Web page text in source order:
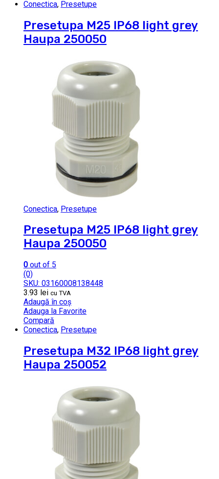
Conectica, Presetupe
Presetupa M25 IP68 light grey
Haupa 250050
Conectica, Presetupe
Presetupa M25 IP68 light grey
Haupa 250050
0 out of 5
(0)
SKU: 03160008138448
3.93 lei cu TVA
Adaugă în coș
Adauga la Favorite
Compară
Conectica, Presetupe
Presetupa M32 IP68 light grey
Haupa 250052